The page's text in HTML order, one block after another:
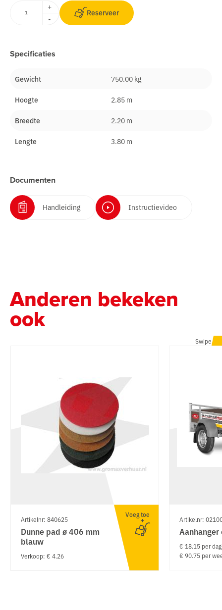
+
-
Reserveer
Specificaties
Gewicht 750.00 kg
Hoogte 2.85 m
Breedte 2.20 m
Lengte 3.80 m
Documenten
Handleiding Instructievideo
Anderen bekeken
ook
Swipe
Artikelnr: 840625
Dunne pad ø 406 mm
blauw
Verkoop: € 4.26
Voeg toe
Artikelnr:
€ 18.15 per dag
€ 90.75 per